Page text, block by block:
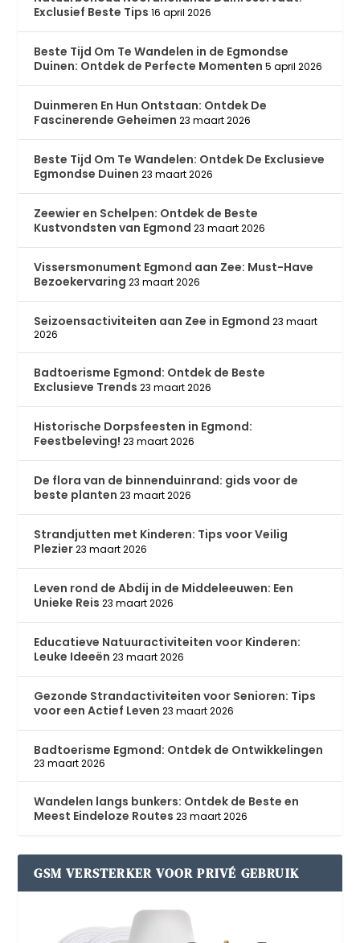
Exclusief Beste Tips 16 april 2026
Beste Tijd Om Te Wandelen in de Egmondse
Duinen: Ontdek de Perfecte Momenten 5 april 2026
Duinmeren En Hun Ontstaan: Ontdek De
Fascinerende Geheimen 23 maart 2026
Beste Tijd Om Te Wandelen: Ontdek De Exclusieve
Egmondse Duinen 23 maart 2026
Zeewier en Schelpen: Ontdek de Beste
Kustvondsten van Egmond 23 maart 2026
Vissersmonument Egmond aan Zee: Must-Have
Bezoekervaring 23 maart 2026
Seizoensactiviteiten aan Zee in Egmond 23 maart
2026
Badtoerisme Egmond: Ontdek de Beste
Exclusieve Trends 23 maart 2026
Historische Dorpsfeesten in Egmond:
Feestbeleving! 23 maart 2026
De flora van de binnenduinrand: gids voor de
beste planten 23 maart 2026
Strandjutten met Kinderen: Tips voor Veilig
Plezier 23 maart 2026
Leven rond de Abdij in de Middeleeuwen: Een
Unieke Reis 23 maart 2026
Educatieve Natuuractiviteiten voor Kinderen:
Leuke Ideeën 23 maart 2026
Gezonde Strandactiviteiten voor Senioren: Tips
voor een Actief Leven 23 maart 2026
Badtoerisme Egmond: Ontdek de Ontwikkelingen
23 maart 2026
Wandelen langs bunkers: Ontdek de Beste en
Meest Eindeloze Routes 23 maart 2026
GSM VERSTERKER VOOR PRIVÉ GEBRUIK